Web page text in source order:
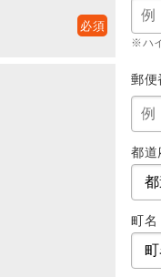
※ハ
郵便
都道
町名